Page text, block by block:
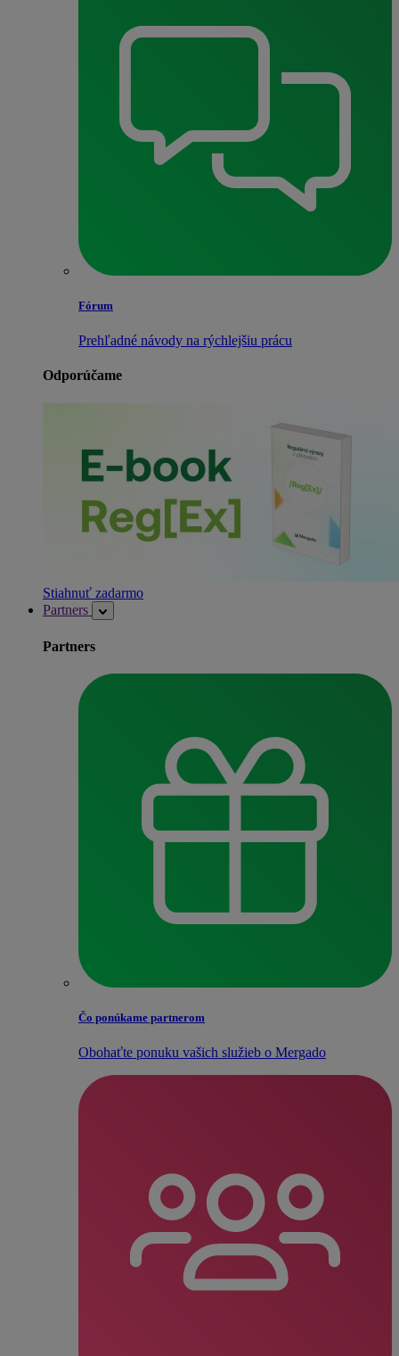
Fórum
Prehľadné návody na rýchlejšiu prácu
Odporúčame
Stiahnuť zadarmo
Partners
Partners
Čo ponúkame partnerom
Obohaťte ponuku vašich služieb o Mergado